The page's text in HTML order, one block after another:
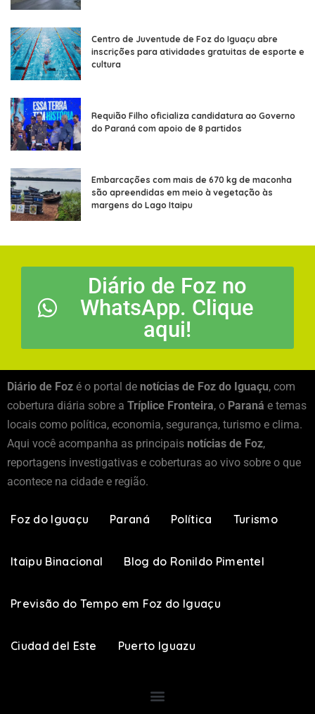
Centro de Juventude de Foz do Iguaçu abre
inscrições para atividades gratuitas de esporte e
cultura
Requião Filho oficializa candidatura ao Governo
do Paraná com apoio de 8 partidos
Embarcações com mais de 670 kg de maconha
são apreendidas em meio à vegetação às
margens do Lago Itaipu
Diário de Foz no
WhatsApp. Clique
aqui!
Diário de Foz é o portal de notícias de Foz do Iguaçu, com
cobertura diária sobre a Tríplice Fronteira, o Paraná e temas
locais como política, economia, segurança, turismo e clima.
Aqui você acompanha as principais notícias de Foz,
reportagens investigativas e coberturas ao vivo sobre o que
acontece na cidade e região.
Foz do Iguaçu Paraná Política Turismo
Itaipu Binacional Blog do Ronildo Pimentel
Previsão do Tempo em Foz do Iguaçu
Ciudad del Este Puerto Iguazu